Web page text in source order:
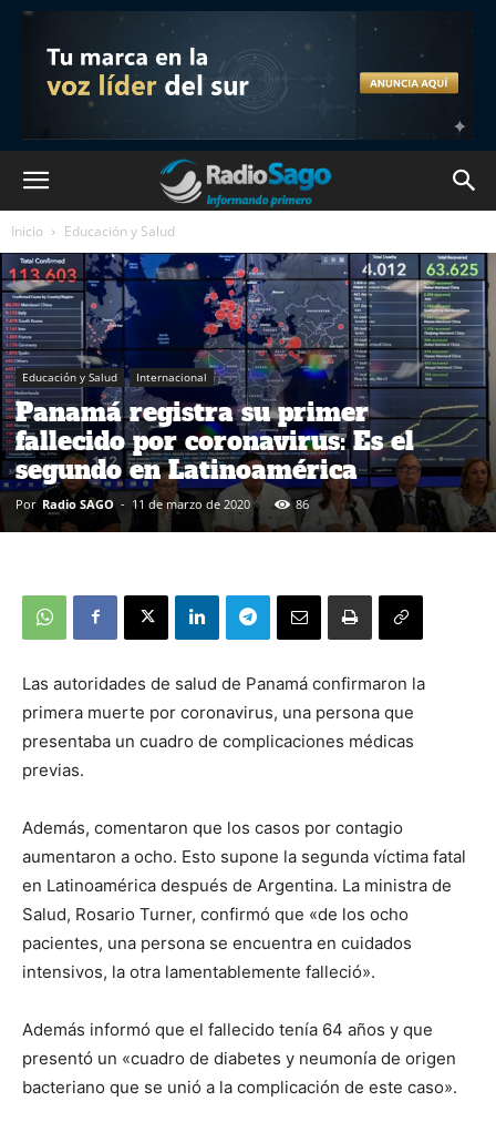
Inicio Educación y Salud
Educación y Salud Internacional
Panamá registra su primer
fallecido por coronavirus: Es el
segundo en Latinoamérica
Por Radio SAGO - 11 de marzo de 2020 86
Las autoridades de salud de Panamá confirmaron la
primera muerte por coronavirus, una persona que
presentaba un cuadro de complicaciones médicas
previas.
Además, comentaron que los casos por contagio
aumentaron a ocho. Esto supone la segunda víctima fatal
en Latinoamérica después de Argentina. La ministra de
Salud, Rosario Turner, confirmó que «de los ocho
pacientes, una persona se encuentra en cuidados
intensivos, la otra lamentablemente falleció».
Además informó que el fallecido tenía 64 años y que
presentó un «cuadro de diabetes y neumonía de origen
bacteriano que se unió a la complicación de este caso».